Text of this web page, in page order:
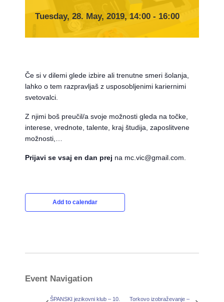
Tuesday, 28. May, 2019, 14:00 - 16:00
Če si v dilemi glede izbire ali trenutne smeri šolanja,
lahko o tem razpravljaš z usposobljenimi kariernimi
svetovalci.
Z njimi boš preučil/a svoje možnosti gleda na točke,
interese, vrednote, talente, kraj študija, zaposlitvene
možnosti,…
Prijavi se vsaj en dan prej na mc.vic@gmail.com.
Add to calendar
Event Navigation
ŠPANSKI jezikovni klub – 10.
Torkovo izobraževanje –